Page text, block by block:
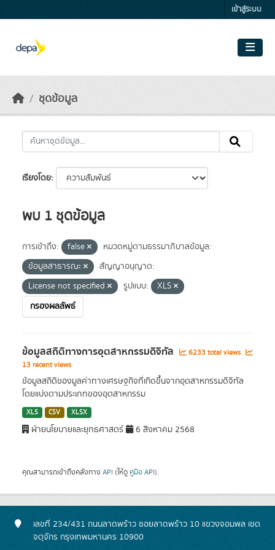
เข้าสู่ระบบ
ชุดข้อมูล
เรียงโดย
พบ 1 ชุดข้อมูล
การเข้าถึง: false
หมวดหมู่ตามธรรมาภิบาลข้อมูล:
ข้อมูลสาธารณะ
สัญญาอนุญาต:
License not specified
รูปแบบ:
XLS
กรองผลลัพธ์
ข้อมูลสถิติทางการอุตสาหกรรมดิจิทัล
6233 total views
13 recent views
ข้อมูลสถิติของมูลค่าทางเศรษฐกิจที่เกิดขึ้นจากอุตสาหกรรมดิจิทัล
โดยแบ่งตามประเภทของอุตสาหกรรม
XLS CSV XLSX
ฝ่ายนโยบายและยุทธศาสตร์ 6 สิงหาคม 2568
คุณสามารถเข้าถึงคลังทาง API (ให้ดู คู่มือ API).
เลขที่ 234/431 ถนนลาดพร้าว ซอยลาดพร้าว 10 แขวงจอมพล เขต
จตุจักร กรุงเทพมหานคร 10900